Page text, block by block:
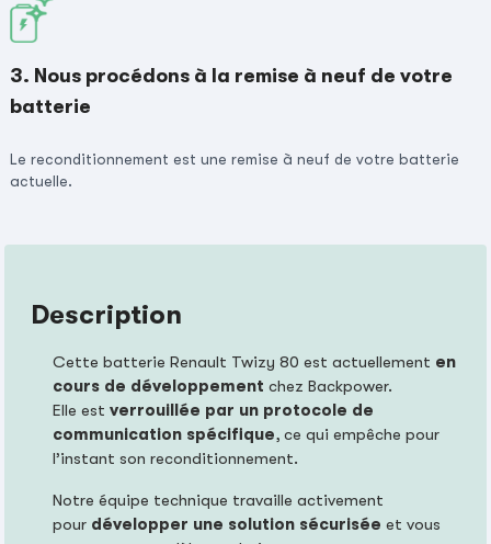
3. Nous procédons à la remise à neuf de votre
batterie
Le reconditionnement est une remise à neuf de votre batterie
actuelle.
Description
Cette batterie Renault Twizy 80 est actuellement en
cours de développement chez Backpower.
Elle estverrouillée par un protocole de
communication spécifique, ce qui empêche pour
l’instant son reconditionnement.
Notre équipe technique travaille activement
pour développer une solution sécurisée et vous